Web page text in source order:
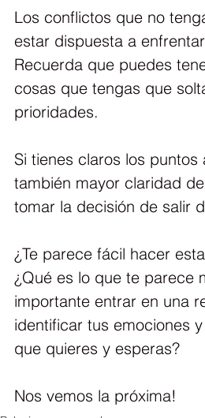
Los conflictos que no
estar dispuesta a
Recuerda que puedes
cosas que tengas que
prioridades.
Si tienes claros los
también mayor claridad
tomar la decisión de salir
¿Te parece fácil hacer
¿Qué es lo que te parece
importante entrar en una
identificar tus emociones
que quieres y esperas?
Nos vemos la próxima!